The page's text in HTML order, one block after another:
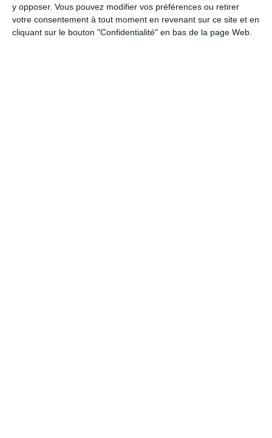
y opposer. Vous pouvez modifier vos préférences ou retirer
votre consentement à tout moment en revenant sur ce site et en
cliquant sur le bouton "Confidentialité" en bas de la page Web.
Maîtriser les quantités: respecter les proportions
recommandées pour chaque groupe d'aliments.